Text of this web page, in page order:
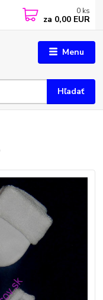
Menu
Hľadať
0 ks
za 0,00 EUR